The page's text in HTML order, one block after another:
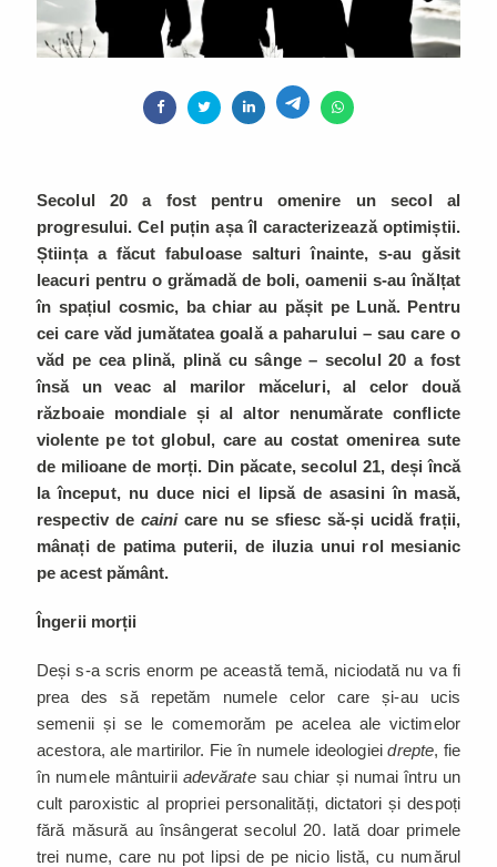
Secolul 20 a fost pentru omenire un secol al
progresului. Cel puțin așa îl caracterizează optimiștii.
Știința a făcut fabuloase salturi înainte, s-au găsit
leacuri pentru o grămadă de boli, oamenii s-au înălțat
în spațiul cosmic, ba chiar au pășit pe Lună. Pentru
cei care văd jumătatea goală a paharului – sau care o
văd pe cea plină, plină cu sânge – secolul 20 a fost
însă un veac al marilor măceluri, al celor două
războaie mondiale și al altor nenumărate conflicte
violente pe tot globul, care au costat omenirea sute
de milioane de morți. Din păcate, secolul 21, deși încă
la început, nu duce nici el lipsă de asasini în masă,
respectiv de cainicare nu se sfiesc să-și ucidă frații,
mânați de patima puterii, de iluzia unui rol mesianic
pe acest pământ.
Îngerii morții
Deși s-a scris enorm pe această temă, niciodată nu va fi
prea des să repetăm numele celor care și-au ucis
semenii și se le comemorăm pe acelea ale victimelor
acestora, ale martirilor. Fie în numele ideologieidrepte, fie
în numele mântuirii adevăratesau chiar și numai întru un
cult paroxistic al propriei personalități, dictatori și despoți
fără măsură au însângerat secolul 20. Iată doar primele
trei nume, care nu pot lipsi de pe nicio listă, cu numărul